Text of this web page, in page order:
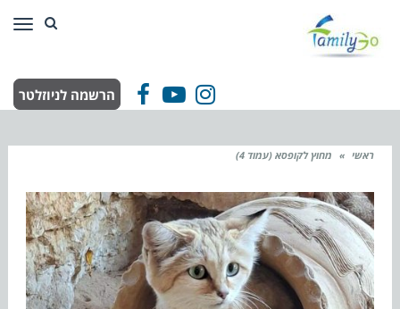
Facebook
YouTube
Instagram הרשמה לניוזלטר
ראשי » מחוץ לקופסא (עמוד 4)